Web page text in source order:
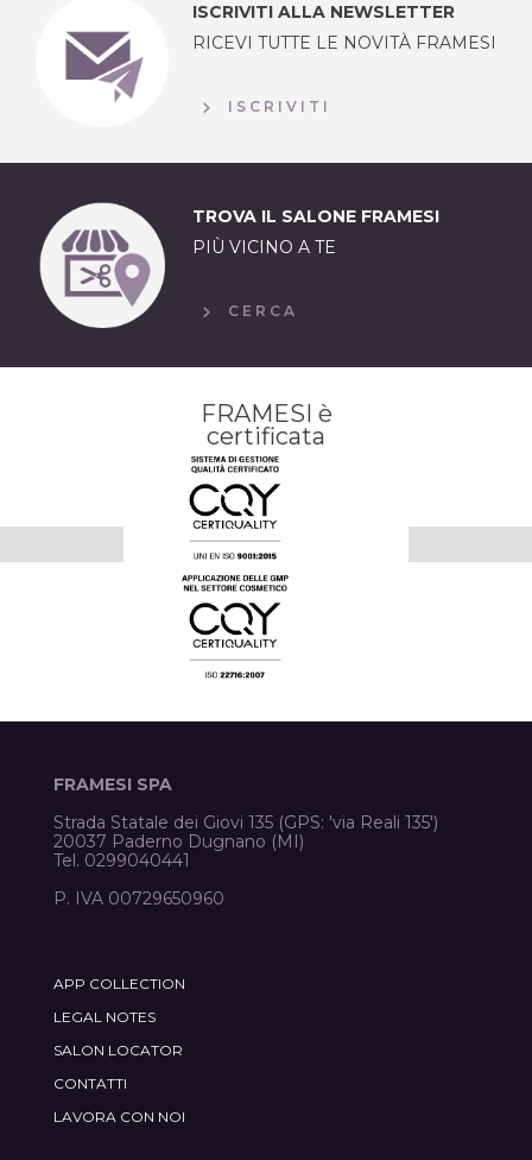
ISCRIVITI ALLA NEWSLETTER
RICEVI TUTTE LE NOVITÀ FRAMESI
ISCRIVITI
TROVA IL SALONE FRAMESI
PIÙ VICINO A TE
CERCA
FRAMESI è
certificata
FRAMESI SPA
Strada Statale dei Giovi 135 (GPS: 'via Reali 135')
20037 Paderno Dugnano (MI)
Tel. 0299040441
P. IVA 00729650960
APP COLLECTION
LEGAL NOTES
SALON LOCATOR
CONTATTI
LAVORA CON NOI